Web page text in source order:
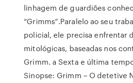
linhagem de guardiões
“Grimms”.Paralelo ao seu
policial, ele precisa enfrentar
mitológicas, baseadas nos
Grimm. a Sexta e última
Sinopse: Grimm – O detetive